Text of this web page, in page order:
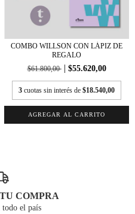
COMBO WILLSON CON LÁPIZ DE
REGALO
$61.800,00
$55.620,00
3 cuotas sin interés de $18.540,00
COMPRA
todo el país